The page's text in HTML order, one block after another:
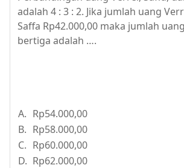
adalah 4 : 3 : 2. Jika jumlah uang
Saffa Rp42.000,00 maka jumlah
bertiga adalah ….
A. Rp54.000,00
B. Rp58.000,00
C. Rp60.000,00
D. Rp62.000,00